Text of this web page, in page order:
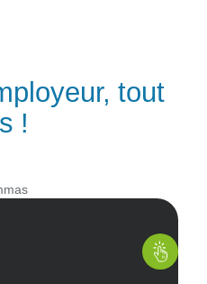
tout
!